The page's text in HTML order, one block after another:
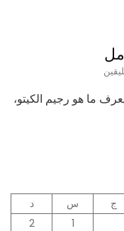
رجيم
ما هو رجيم الكيتو،
ج س
د
1
2